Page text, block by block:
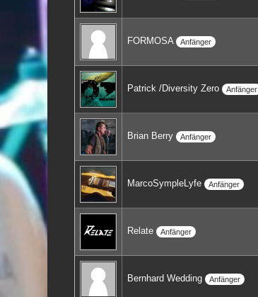
FORMOSA Anfänger
Patrick /Diversity Zero Anfänger
Brian Berry Anfänger
MarcoSympleLyfe Anfänger
Relate Anfänger
Bernhard Wedding Anfänger